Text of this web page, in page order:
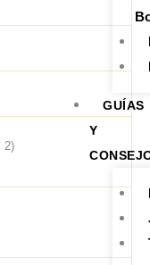
GUÍAS
Y
2)